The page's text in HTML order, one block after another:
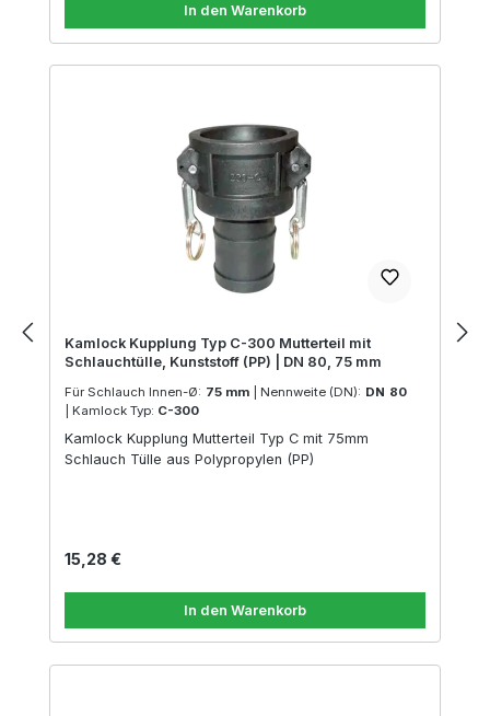
In den Warenkorb
Kamlock Kupplung Typ C-300 Mutterteil mit
Schlauchtülle, Kunststoff (PP) | DN 80, 75 mm
Für Schlauch Innen-Ø: 75 mm Nennweite (DN): DN 80
Kamlock Typ: C-300
Kamlock Kupplung Mutterteil Typ C mit 75mm
Schlauch Tülle aus Polypropylen (PP)
Regulärer Preis:
15,28 €
In den Warenkorb